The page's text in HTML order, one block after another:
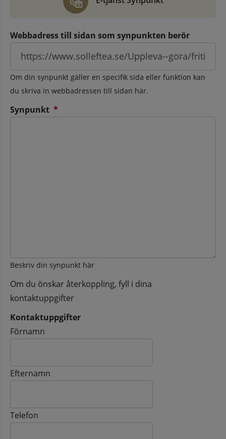
Webbadress till sidan som synpunkten berör
Om din synpunkt gäller en specifik sida eller funktion kan
du skriva in webbadressen till sidan här.
Synpunkt *
Beskriv din synpunkt här
Om du önskar återkoppling, fyll i dina
kontaktuppgifter
Kontaktuppgifter
Kontaktuppgifter
Förnamn
Efternamn
Telefon